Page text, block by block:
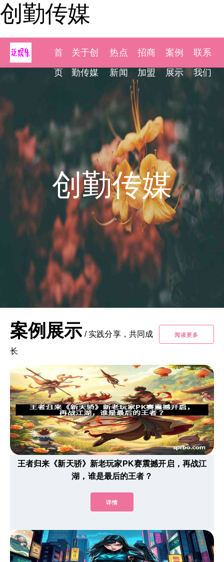
创勤传媒
首
页
关于创
勤传媒
热点
新闻
招商
加盟
案例
展示
联系
我们
创勤传媒
案例展示 / 实践分享，共同成
长
阅读更多
王者归来《新天骄》新老玩家PK赛震撼开启，再战江
湖，谁是最后的王者？
详情